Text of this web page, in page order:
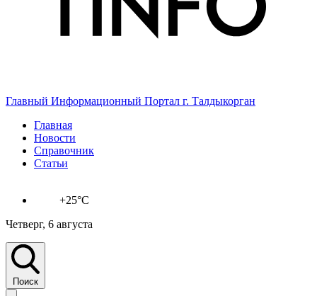
Главный Информационный Портал г. Талдыкорган
Главная
Новости
Справочник
Статьи
+25°C
Четверг, 6 августа
Поиск